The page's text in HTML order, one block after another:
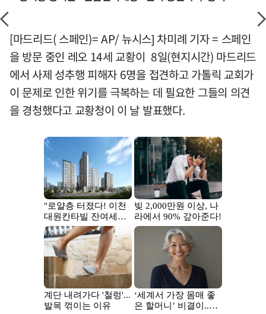
[마드리드( 스페인)= AP/ 뉴시스] 차미례 기자 = 스페인
을 방문 중인 레오 14세 교황이 8일(현지시간) 마드리드
에서 사제 성추행 피해자 6명을 접견하고 가톨릭 교회가
이 문제로 인한 위기를 극복하는 데 필요한 그들의 의견
을 경청했다고 교황청이 이 날 발표했다.